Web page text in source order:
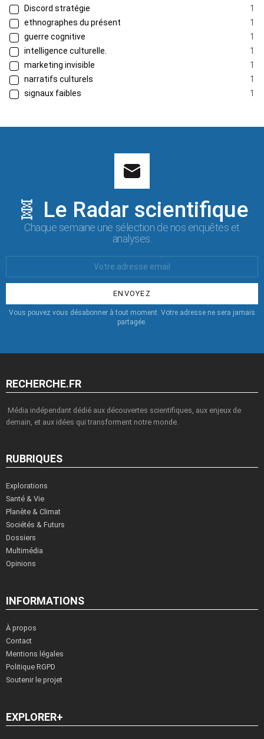
Discord stratégie
1
ethnographes du présent
1
guerre cognitive
1
intelligence culturelle.
1
marketing invisible
1
narratifs culturels
1
signaux faibles
1
🧬 Le Radar scientifique
Chaque semaine une sélection de nos enquêtes et
analyses.
:
Vous pouvez vous désabonner à tout moment. Votre adresse ne sera jamais
partagée.
RECHERCHE.FR
Média indépendant dédié aux découvertes scientifiques, aux enjeux de
demain, et aux idées qui transforment notre monde.
RUBRIQUES
Explorations
Santé & Vie
Planète & Climat
Sociétés & Futurs
Dossiers
Multimédia
Opinions
INFORMATIONS
À propos
Contact
Mentions légales
Politique RGPD
Soutenir le projet
EXPLORER+